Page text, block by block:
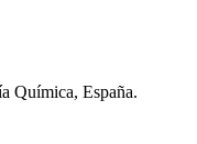
Química, España.